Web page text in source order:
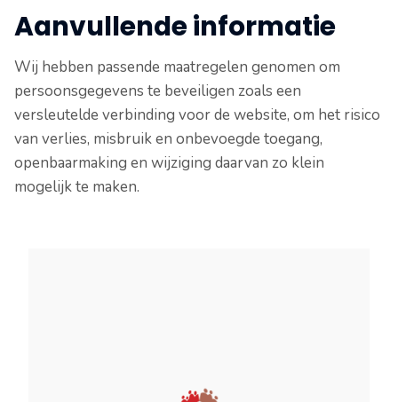
Aanvullende informatie
Wij hebben passende maatregelen genomen om
persoonsgegevens te beveiligen zoals een
versleutelde verbinding voor de website, om het risico
van verlies, misbruik en onbevoegde toegang,
openbaarmaking en wijziging daarvan zo klein
mogelijk te maken.